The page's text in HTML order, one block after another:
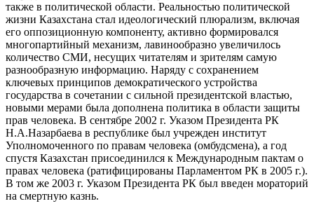
также в политической области. Реальностью политической
жизни Казахстана стал идеологический плюрализм, включая
его оппозиционную компоненту, активно формировался
многопартийный механизм, лавинообразно увеличилось
количество СМИ, несущих читателям и зрителям самую
разнообразную информацию. Наряду с сохранением
ключевых принципов демократического устройства
государства в сочетании с сильной президентской властью,
новыми мерами была дополнена политика в области защиты
прав человека. В сентябре 2002 г. Указом Президента РК
Н.А.Назарбаева в республике был учрежден институт
Уполномоченного по правам человека (омбудсмена), а год
спустя Казахстан присоединился к Международным пактам о
правах человека (ратифицированы Парламентом РК в 2005 г.).
В том же 2003 г. Указом Президента РК был введен мораторий
на смертную казнь.